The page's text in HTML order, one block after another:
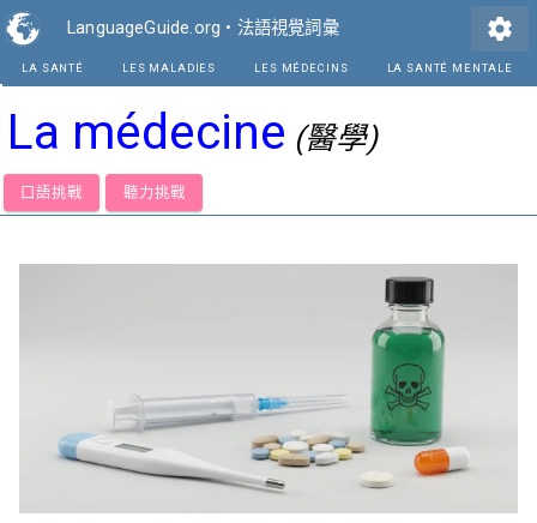
LanguageGuide.org • 法語視覺詞彙 settings
La médecine (醫學)
口語挑戰 聽力挑戰